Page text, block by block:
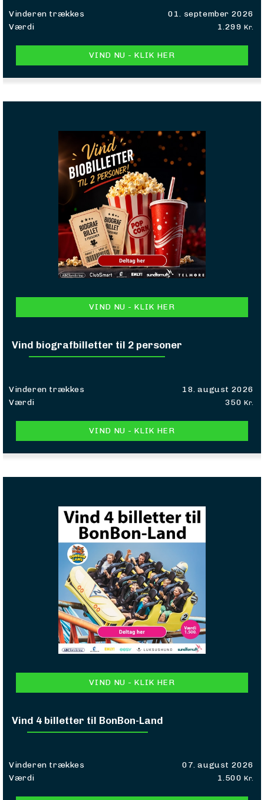
Vinderen trækkes
01. september 2026
Værdi
1.299 Kr.
VIND NU - KLIK HER
VIND NU - KLIK HER
Vind biografbilletter til 2 personer
Vinderen trækkes
18. august 2026
Værdi
350 Kr.
VIND NU - KLIK HER
VIND NU - KLIK HER
Vind 4 billetter til BonBon-Land
Vinderen trækkes
07. august 2026
Værdi
1.500 Kr.